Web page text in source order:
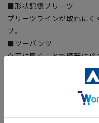
■形状記憶プリーツ
プリーツラインが取れにく
プ。
■ツーパンツ
交互に履くことで綺麗にパ
【シルエット】《細め(ス
【商品に関するご注意】
■商品画像はサンプルのた